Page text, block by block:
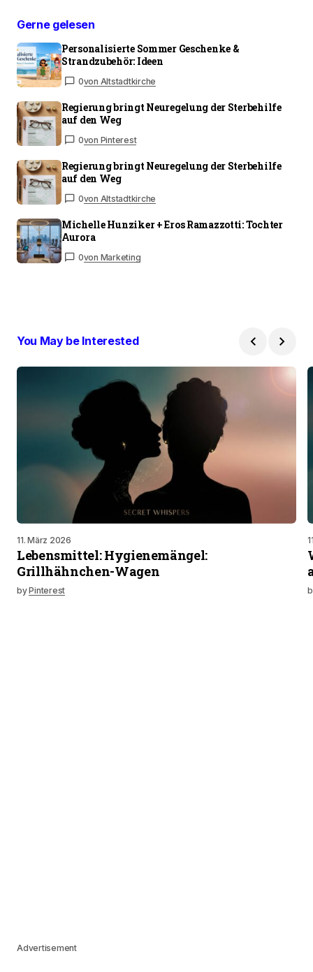
Gerne gelesen
Personalisierte Sommer Geschenke &
Strandzubehör: Ideen
0von Altstadtkirche
Regierung bringt Neuregelung der Sterbehilfe
auf den Weg
0von Pinterest
Regierung bringt Neuregelung der Sterbehilfe
auf den Weg
0von Altstadtkirche
Michelle Hunziker + Eros Ramazzotti: Tochter
Aurora
0von Marketing
You May be Interested
11. März 2026
Lebensmittel: Hygienemängel:
Grillhähnchen-Wagen
byPinterest
Advertisement